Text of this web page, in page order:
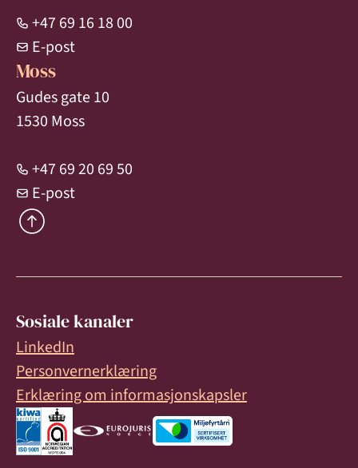
+47 69 16 18 00
E-post
Moss
Gudes gate 10
1530 Moss
+47 69 20 69 50
E-post
Sosiale kanaler
LinkedIn
Personvernerklæring
Erklæring om informasjonskapsler